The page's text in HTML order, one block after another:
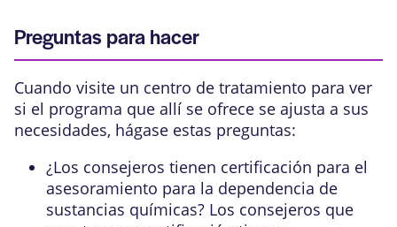
Preguntas para hacer
Cuando visite un centro de tratamiento para ver
si el programa que allí se ofrece se ajusta a sus
necesidades, hágase estas preguntas:
¿Los consejeros tienen certificación para el
asesoramiento para la dependencia de
sustancias químicas? Los consejeros que